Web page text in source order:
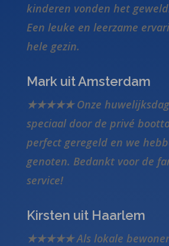
kinderen vonden het
Een leuke en leerzame
hele gezin.
Mark uit Amsterdam
★★★★★ Onze huwelijksdag
speciaal door de privé
perfect geregeld en we
genoten. Bedankt voor de
service!
Kirsten uit Haarlem
★★★★★ Als lokale